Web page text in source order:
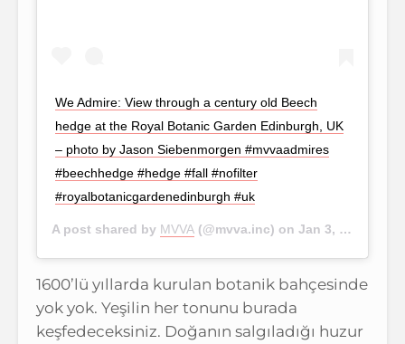
We Admire: View through a century old Beech
hedge at the Royal Botanic Garden Edinburgh, UK
– photo by Jason Siebenmorgen #mvvaadmires
#beechhedge #hedge #fall #nofilter
#royalbotanicgardenedinburgh #uk
A post shared by MVVA (@mvva.inc) on Jan 3, 2018 at 9:52am PST
1600’lü yıllarda kurulan botanik bahçesinde
yok yok. Yeşilin her tonunu burada
keşfedeceksiniz. Doğanın salgıladığı huzur